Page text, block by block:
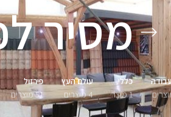
מסיר
כללי
1 מוצר
עולם העץ
4 מוצרים
פירזול
51 מוצרים